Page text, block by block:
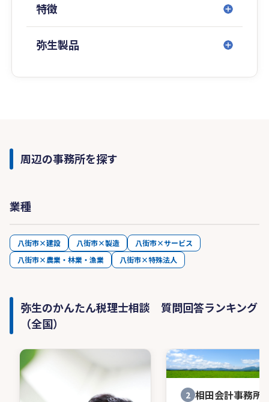
特徴
弥生製品
周辺の事務所を探す
業種
八街市×建設 八街市×製造
八街市×サービス
八街市×農業・林業・漁業
八街市×特殊法人
弥生のかんたん税理士相談 質問回答ランキング
（全国）
2 相田会計事務所